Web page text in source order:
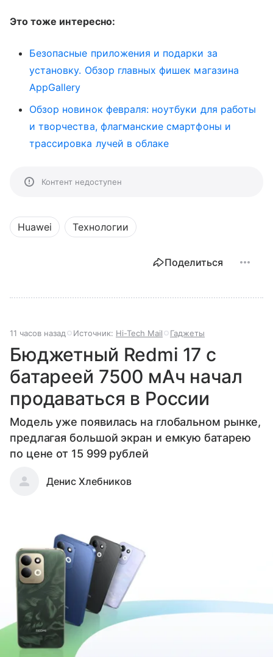
Это тоже интересно:
Безопасные приложения и подарки за
установку. Обзор главных фишек магазина
AppGallery
Обзор новинок февраля: ноутбуки для работы
и творчества, флагманские смартфоны и
трассировка лучей в облаке
Контент недоступен
Huawei Технологии
Поделиться
11 часов назад Источник: Hi-Tech Mail Гаджеты
Бюджетный Redmi 17 с
батареей 7500 мАч начал
продаваться в России
Модель уже появилась на глобальном рынке,
предлагая большой экран и емкую батарею
по цене от 15 999 рублей
Денис Хлебников